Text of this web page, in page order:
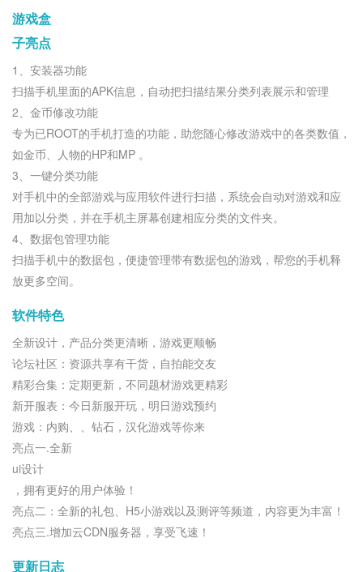
游戏盒
子亮点
1、安装器功能
扫描手机里面的APK信息，自动把扫描结果分类列表展示和管理
2、金币修改功能
专为已ROOT的手机打造的功能，助您随心修改游戏中的各类数值，
如金币、人物的HP和MP 。
3、一键分类功能
对手机中的全部游戏与应用软件进行扫描，系统会自动对游戏和应
用加以分类，并在手机主屏幕创建相应分类的文件夹。
4、数据包管理功能
扫描手机中的数据包，便捷管理带有数据包的游戏，帮您的手机释
放更多空间。
软件特色
全新设计，产品分类更清晰，游戏更顺畅
论坛社区：资源共享有干货，自拍能交友
精彩合集：定期更新，不同题材游戏更精彩
新开服表：今日新服开玩，明日游戏预约
游戏：内购、、钻石，汉化游戏等你来
亮点一.全新
ui设计
，拥有更好的用户体验！
亮点二：全新的礼包、H5小游戏以及测评等频道，内容更为丰富！
亮点三.增加云CDN服务器，享受飞速！
更新日志